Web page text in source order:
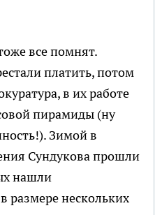
все помнят.
платить, потом
в их работе
пирамиды (ну
Зимой в
Сундукова прошли
нашли
размере нескольких